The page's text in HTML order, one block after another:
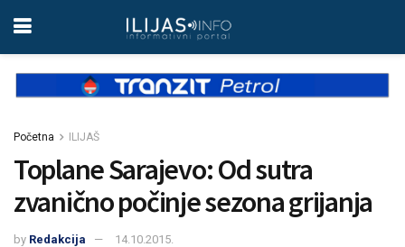
Početna ILIJAŠ
Toplane Sarajevo: Od sutra
zvanično počinje sezona grijanja
by Redakcija 14.10.2015.